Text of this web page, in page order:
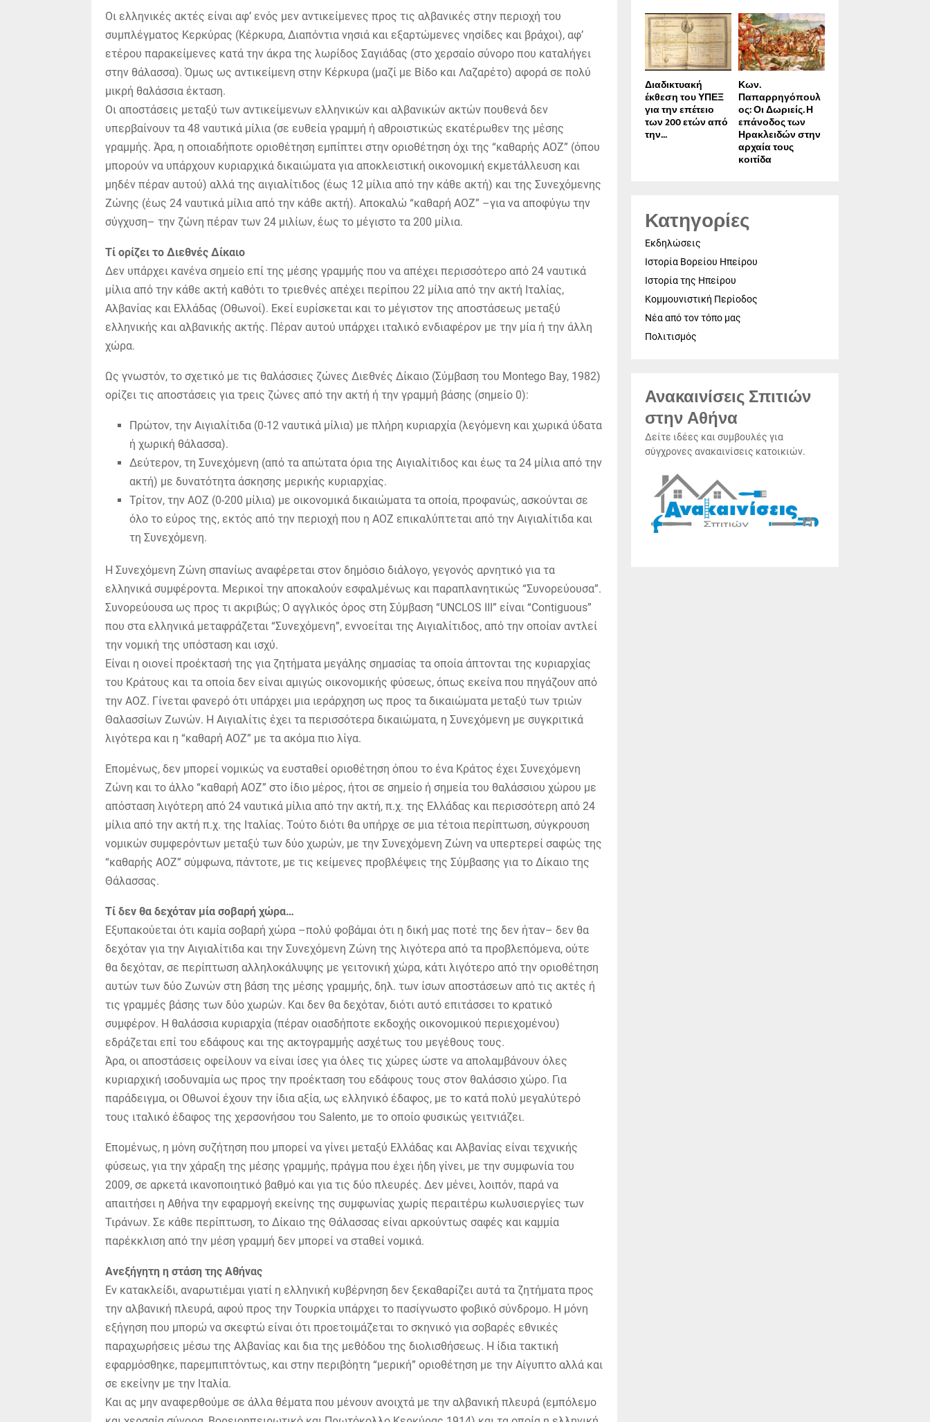
Οι ελληνικές ακτές είναι αφ’ ενός μεν αντικείμενες προς τις αλβανικές στην περιοχή του
συμπλέγματος Κερκύρας (Κέρκυρα, Διαπόντια νησιά και εξαρτώμενες νησίδες και βράχοι), αφ’
ετέρου παρακείμενες κατά την άκρα της λωρίδος Σαγιάδας (στο χερσαίο σύνορο που καταλήγει
στην θάλασσα). Όμως ως αντικείμενη στην Κέρκυρα (μαζί με Βίδο και Λαζαρέτο) αφορά σε πολύ
μικρή θαλάσσια έκταση.
Οι αποστάσεις μεταξύ των αντικείμενων ελληνικών και αλβανικών ακτών πουθενά δεν
υπερβαίνουν τα 48 ναυτικά μίλια (σε ευθεία γραμμή ή αθροιστικώς εκατέρωθεν της μέσης
γραμμής. Άρα, η οποιαδήποτε οριοθέτηση εμπίπτει στην οριοθέτηση όχι της “καθαρής ΑΟΖ” (όπου
μπορούν να υπάρχουν κυριαρχικά δικαιώματα για αποκλειστική οικονομική εκμετάλλευση και
μηδέν πέραν αυτού) αλλά της αιγιαλίτιδος (έως 12 μίλια από την κάθε ακτή) και της Συνεχόμενης
Ζώνης (έως 24 ναυτικά μίλια από την κάθε ακτή). Αποκαλώ “καθαρή ΑΟΖ” –για να αποφύγω την
σύγχυση– την ζώνη πέραν των 24 μιλίων, έως το μέγιστο τα 200 μίλια.
Τί ορίζει το Διεθνές Δίκαιο
Δεν υπάρχει κανένα σημείο επί της μέσης γραμμής που να απέχει περισσότερο από 24 ναυτικά
μίλια από την κάθε ακτή καθότι το τριεθνές απέχει περίπου 22 μίλια από την ακτή Ιταλίας,
Αλβανίας και Ελλάδας (Οθωνοί). Εκεί ευρίσκεται και το μέγιστον της αποστάσεως μεταξύ
ελληνικής και αλβανικής ακτής. Πέραν αυτού υπάρχει ιταλικό ενδιαφέρον με την μία ή την άλλη
χώρα.
Ως γνωστόν, το σχετικό με τις θαλάσσιες ζώνες Διεθνές Δίκαιο (Σύμβαση του Montego Bay, 1982)
ορίζει τις αποστάσεις για τρεις ζώνες από την ακτή ή την γραμμή βάσης (σημείο 0):
Πρώτον, την Αιγιαλίτιδα (0-12 ναυτικά μίλια) με πλήρη κυριαρχία (λεγόμενη και χωρικά ύδατα
ή χωρική θάλασσα).
Δεύτερον, τη Συνεχόμενη (από τα απώτατα όρια της Αιγιαλίτιδος και έως τα 24 μίλια από την
ακτή) με δυνατότητα άσκησης μερικής κυριαρχίας.
Τρίτον, την ΑΟΖ (0-200 μίλια) με οικονομικά δικαιώματα τα οποία, προφανώς, ασκούνται σε
όλο το εύρος της, εκτός από την περιοχή που η ΑΟΖ επικαλύπτεται από την Αιγιαλίτιδα και
τη Συνεχόμενη.
Η Συνεχόμενη Ζώνη σπανίως αναφέρεται στον δημόσιο διάλογο, γεγονός αρνητικό για τα
ελληνικά συμφέροντα. Μερικοί την αποκαλούν εσφαλμένως και παραπλανητικώς “Συνορεύουσα”.
Συνορεύουσα ως προς τι ακριβώς; Ο αγγλικός όρος στη Σύμβαση “UNCLOS III” είναι “Contiguous”
που στα ελληνικά μεταφράζεται “Συνεχόμενη”, εννοείται της Αιγιαλίτιδος, από την οποίαν αντλεί
την νομική της υπόσταση και ισχύ.
Είναι η οιονεί προέκτασή της για ζητήματα μεγάλης σημασίας τα οποία άπτονται της κυριαρχίας
του Κράτους και τα οποία δεν είναι αμιγώς οικονομικής φύσεως, όπως εκείνα που πηγάζουν από
την ΑΟΖ. Γίνεται φανερό ότι υπάρχει μια ιεράρχηση ως προς τα δικαιώματα μεταξύ των τριών
Θαλασσίων Ζωνών. Η Αιγιαλίτις έχει τα περισσότερα δικαιώματα, η Συνεχόμενη με συγκριτικά
λιγότερα και η “καθαρή ΑΟΖ” με τα ακόμα πιο λίγα.
Επομένως, δεν μπορεί νομικώς να ευσταθεί οριοθέτηση όπου το ένα Κράτος έχει Συνεχόμενη
Ζώνη και το άλλο “καθαρή ΑΟΖ” στο ίδιο μέρος, ήτοι σε σημείο ή σημεία του θαλάσσιου χώρου με
απόσταση λιγότερη από 24 ναυτικά μίλια από την ακτή, π.χ. της Ελλάδας και περισσότερη από 24
μίλια από την ακτή π.χ. της Ιταλίας. Τούτο διότι θα υπήρχε σε μια τέτοια περίπτωση, σύγκρουση
νομικών συμφερόντων μεταξύ των δύο χωρών, με την Συνεχόμενη Ζώνη να υπερτερεί σαφώς της
“καθαρής ΑΟΖ” σύμφωνα, πάντοτε, με τις κείμενες προβλέψεις της Σύμβασης για το Δίκαιο της
Θάλασσας.
Τί δεν θα δεχόταν μία σοβαρή χώρα…
Εξυπακούεται ότι καμία σοβαρή χώρα –πολύ φοβάμαι ότι η δική μας ποτέ της δεν ήταν– δεν θα
δεχόταν για την Αιγιαλίτιδα και την Συνεχόμενη Ζώνη της λιγότερα από τα προβλεπόμενα, ούτε
θα δεχόταν, σε περίπτωση αλληλοκάλυψης με γειτονική χώρα, κάτι λιγότερο από την οριοθέτηση
αυτών των δύο Ζωνών στη βάση της μέσης γραμμής, δηλ. των ίσων αποστάσεων από τις ακτές ή
τις γραμμές βάσης των δύο χωρών. Και δεν θα δεχόταν, διότι αυτό επιτάσσει το κρατικό
συμφέρον. Η θαλάσσια κυριαρχία (πέραν οιασδήποτε εκδοχής οικονομικού περιεχομένου)
εδράζεται επί του εδάφους και της ακτογραμμής ασχέτως του μεγέθους τους.
Άρα, οι αποστάσεις οφείλουν να είναι ίσες για όλες τις χώρες ώστε να απολαμβάνουν όλες
κυριαρχική ισοδυναμία ως προς την προέκταση του εδάφους τους στον θαλάσσιο χώρο. Για
παράδειγμα, οι Οθωνοί έχουν την ίδια αξία, ως ελληνικό έδαφος, με το κατά πολύ μεγαλύτερό
τους ιταλικό έδαφος της χερσονήσου του Salento, με το οποίο φυσικώς γειτνιάζει.
Επομένως, η μόνη συζήτηση που μπορεί να γίνει μεταξύ Ελλάδας και Αλβανίας είναι τεχνικής
φύσεως, για την χάραξη της μέσης γραμμής, πράγμα που έχει ήδη γίνει, με την συμφωνία του
2009, σε αρκετά ικανοποιητικό βαθμό και για τις δύο πλευρές. Δεν μένει, λοιπόν, παρά να
απαιτήσει η Αθήνα την εφαρμογή εκείνης της συμφωνίας χωρίς περαιτέρω κωλυσιεργίες των
Τιράνων. Σε κάθε περίπτωση, το Δίκαιο της Θάλασσας είναι αρκούντως σαφές και καμμία
παρέκκλιση από την μέση γραμμή δεν μπορεί να σταθεί νομικά.
Ανεξήγητη η στάση της Αθήνας
Εν κατακλείδι, αναρωτιέμαι γιατί η ελληνική κυβέρνηση δεν ξεκαθαρίζει αυτά τα ζητήματα προς
την αλβανική πλευρά, αφού προς την Τουρκία υπάρχει το πασίγνωστο φοβικό σύνδρομο. Η μόνη
εξήγηση που μπορώ να σκεφτώ είναι ότι προετοιμάζεται το σκηνικό για σοβαρές εθνικές
παραχωρήσεις μέσω της Αλβανίας και δια της μεθόδου της διολισθήσεως. Η ίδια τακτική
εφαρμόσθηκε, παρεμπιπτόντως, και στην περιβόητη “μερική” οριοθέτηση με την Αίγυπτο αλλά και
σε εκείνην με την Ιταλία.
Και ας μην αναφερθούμε σε άλλα θέματα που μένουν ανοιχτά με την αλβανική πλευρά (εμπόλεμο
Διαδικτυακή
έκθεση του ΥΠΕΞ
για την επέτειο
των 200 ετών από
την...
Κων.
Παπαρρηγόπουλ
ος: Οι Δωριείς. Η
επάνοδος των
Ηρακλειδών στην
αρχαία τους
κοιτίδα
Κατηγορίες
Εκδηλώσεις
Ιστορία Βορείου Ηπείρου
Ιστορία της Ηπείρου
Κομμουνιστική Περίοδος
Νέα από τον τόπο μας
Πολιτισμός
Ανακαινίσεις Σπιτιών
στην Αθήνα
Δείτε ιδέες και συμβουλές για
σύγχρονες ανακαινίσεις κατοικιών.